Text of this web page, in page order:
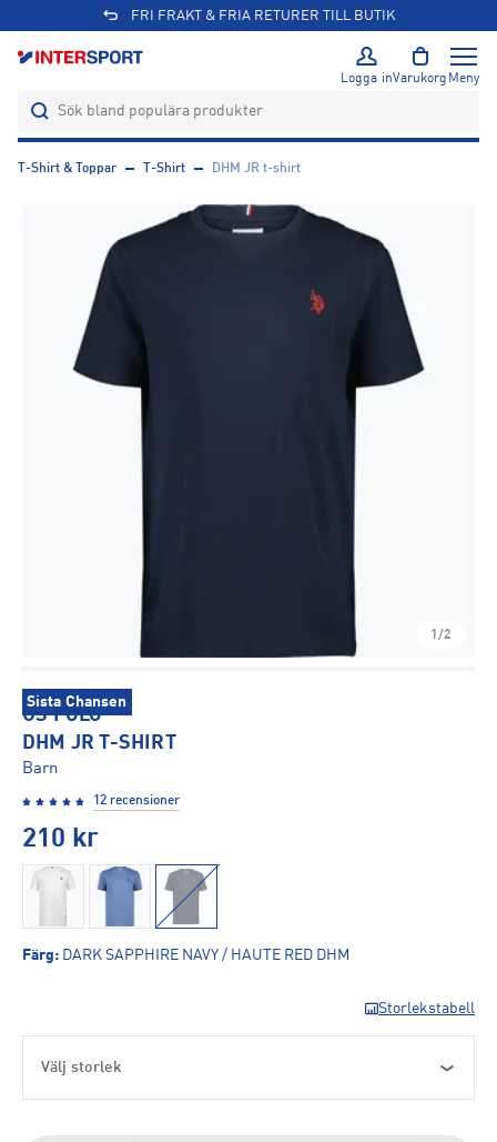
FRI FRAKT & FRIA RETURER TILL BUTIK
Logga inVarukorg Meny
T-Shirt & Toppar T-Shirt DHM JR t-shirt
1/2
Sista Chansen
US POLO
DHM JR T-SHIRT
Barn
12 recensioner
210 kr
Färg: DARK SAPPHIRE NAVY / HAUTE RED DHM
Storlekstabell
Välj storlek